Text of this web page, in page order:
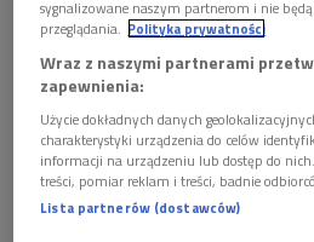
 02'53
Prof. Zbigniewa Osińskiego
Krzysztof Byrski (Wybieram
 07'30
Prof. Zbigniewa Osińskiego
sygnalizowane naszym partnerom i nie
przeglądania. Polityka prywatności
Wraz z naszymi partnerami
zapewnienia:
Użycie dokładnych danych
charakterystyki urządzenia do celów
informacji na urządzeniu lub dostęp do
treści, pomiar reklam i treści, badnie
Lista partnerów (dostawców)